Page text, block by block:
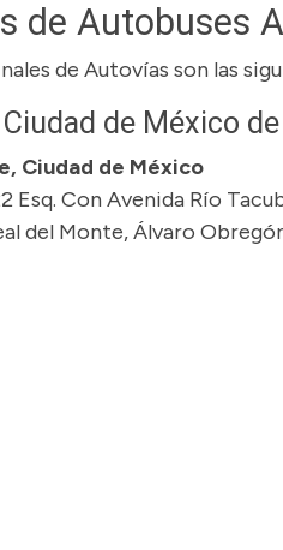
de Autobuses
de Autovías son las
de México
Ciudad de México
Esq. Con Avenida Río
del Monte, Álvaro